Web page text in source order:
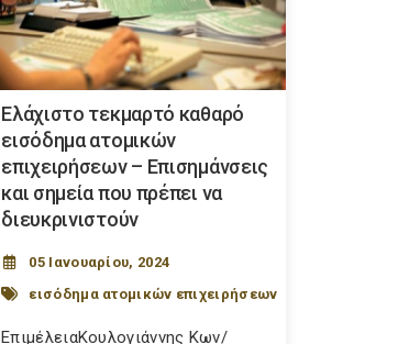
Ελάχιστο τεκμαρτό καθαρό
εισόδημα ατομικών
επιχειρήσεων – Επισημάνσεις
και σημεία που πρέπει να
διευκρινιστούν
05 Ιανουαρίου, 2024
εισόδημα ατομικών επιχειρήσεων
ΕπιμέλειαΚουλογιάννης Κων/